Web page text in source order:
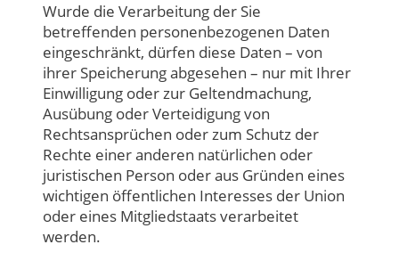
Wurde die Verarbeitung der Sie
betreffenden personenbezogenen Daten
eingeschränkt, dürfen diese Daten – von
ihrer Speicherung abgesehen – nur mit Ihrer
Einwilligung oder zur Geltendmachung,
Ausübung oder Verteidigung von
Rechtsansprüchen oder zum Schutz der
Rechte einer anderen natürlichen oder
juristischen Person oder aus Gründen eines
wichtigen öffentlichen Interesses der Union
oder eines Mitgliedstaats verarbeitet
werden.